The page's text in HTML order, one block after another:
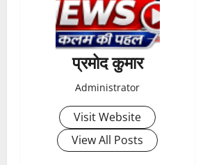
प्रमोद कुमार
Administrator
Visit Website
View All Posts